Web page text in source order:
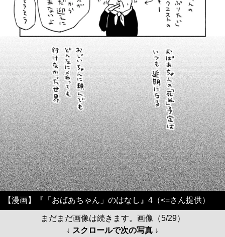
【漫画】『「おばあちゃん」のはなし』4（<=さん提供）
まだまだ画像は続きます。画像（5/29）
↓ スクロールで次の写真 ↓